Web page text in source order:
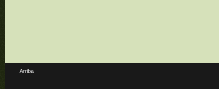
Arriba